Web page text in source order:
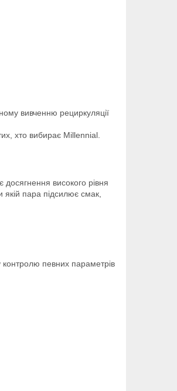
вивченню рециркуляції
хто вибирає Millennial.
високого рівня
пара підсилює смак,
контролю певних параметрів